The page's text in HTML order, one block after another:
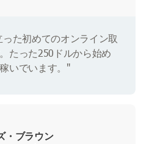
た初めてのオンライン取
たった250ドルから始め
いでいます。"
・ブラウン